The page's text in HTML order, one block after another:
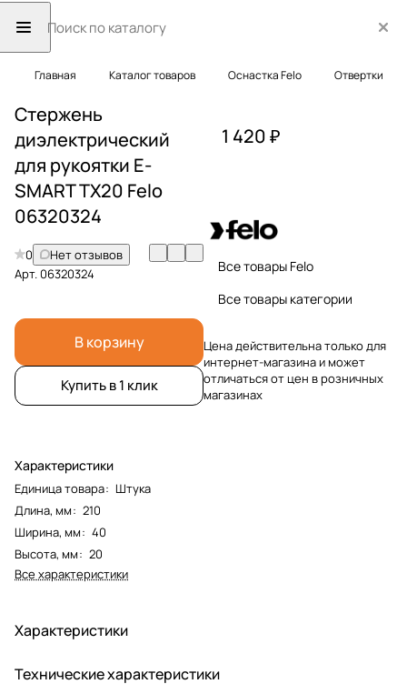
Главная Каталог товаров Оснастка Felo Отвертки
Стержень
диэлектрический
для рукоятки E-
SMART TX20 Felo
06320324
0
Нет отзывов
Арт.06320324
В корзину
Купить в 1 клик
Характеристики
Единица товара: Штука
Длина, мм: 210
Ширина, мм: 40
Высота, мм: 20
Все характеристики
1 420 ₽
Все товары Felo
Все товары категории
Цена действительна только для
интернет-магазина и может
отличаться от цен в розничных
магазинах
Характеристики
Технические характеристики